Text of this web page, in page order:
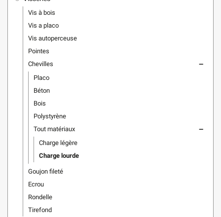
Vis à bois
Vis a placo
Vis autoperceuse
Pointes
Chevilles
remove
Placo
Béton
Bois
Polystyrène
Tout matériaux
remove
Charge légère
Charge lourde
Goujon fileté
Ecrou
Rondelle
Tirefond